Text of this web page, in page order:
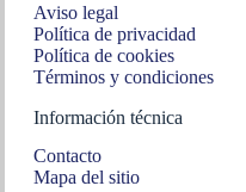
Aviso legal
Política de privacidad
Política de cookies
Términos y condiciones
Información técnica
Contacto
Mapa del sitio